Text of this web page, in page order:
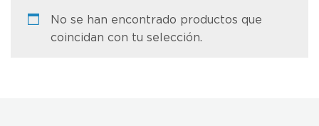
No se han encontrado productos que
coincidan con tu selección.